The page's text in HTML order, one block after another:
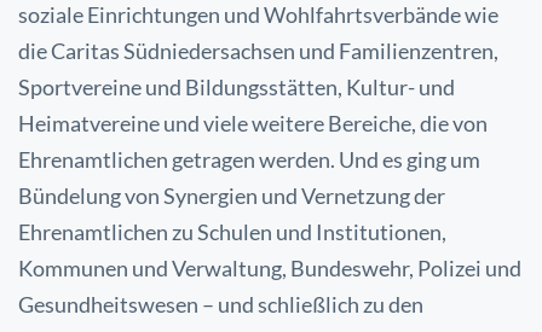
soziale Einrichtungen und Wohlfahrtsverbände wie
die Caritas Südniedersachsen und Familienzentren,
Sportvereine und Bildungsstätten, Kultur- und
Heimatvereine und viele weitere Bereiche, die von
Ehrenamtlichen getragen werden. Und es ging um
Bündelung von Synergien und Vernetzung der
Ehrenamtlichen zu Schulen und Institutionen,
Kommunen und Verwaltung, Bundeswehr, Polizei und
Gesundheitswesen – und schließlich zu den